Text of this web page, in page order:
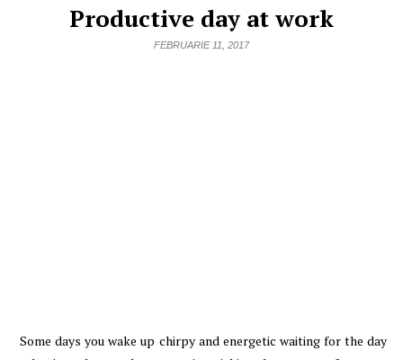
Productive day at work
FEBRUARIE 11, 2017
Some days you wake up chirpy and energetic waiting for the day